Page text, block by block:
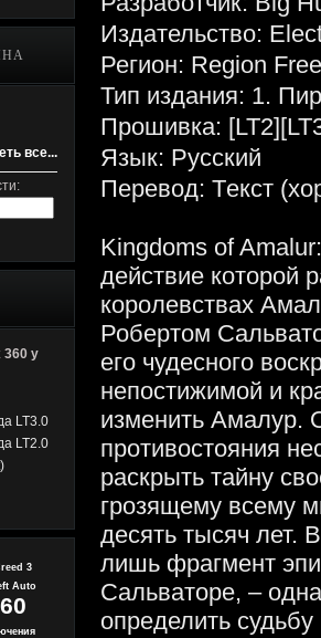
все...
360 у
LT3.0
LT2.0
3
Auto
Издательство:
Регион: Region Free
Тип издания: 1.
Прошивка:
Язык: Русский
Перевод: Tекст
Kingdoms of
действие которой
королевствах
Робертом
его чудесного
непостижимой и
изменить Амалур.
противостояния
раскрыть тайну
грозящему всему
десять тысяч лет.
лишь фрагмент
Сальваторе, –
определить